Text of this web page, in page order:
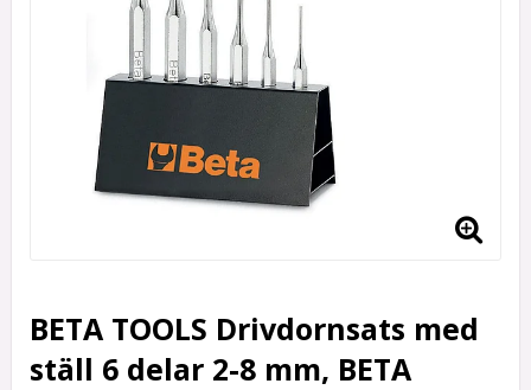
BETA TOOLS Drivdornsats med
ställ 6 delar 2-8 mm, BETA